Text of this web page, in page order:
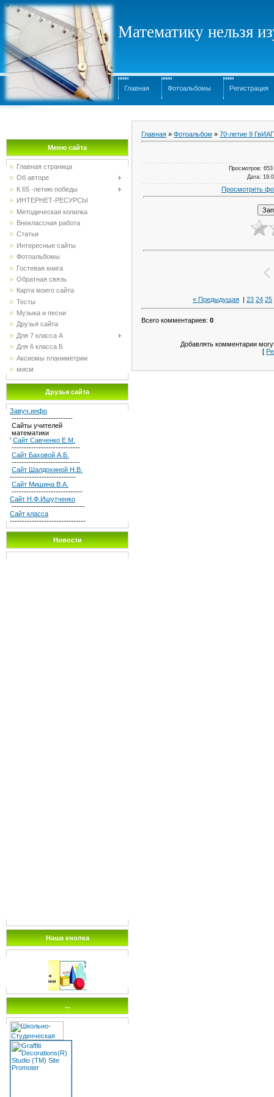
Математику нельзя
Главная Фотоальбомы Регистрация
Меню сайта
Главная страница
Об авторе
К 65 -летию победы
ИНТЕРНЕТ-РЕСУРСЫ
Методическая копилка
Внеклассная работа
Статьи
Интересные сайты
Фотоальбомы
Гостевая книга
Обратная связь
Карта моего сайта
Тесты
Музыка и песни
Друзья сайта
Для 7 класса А
Для 6 класса Б
Аксиомы планиметрии
мисм
Друзья сайта
Завуч.инфо
-------------------------
Сайты учителей
математики
' Сайт Савченко Е.М.
----------------------------
Сайт Баховой А.Б.
----------------------------
Сайт Шалдохиной Н.В.
---------------------------
Сайт Мишина В.А.
-----------------------------
Сайт Н.Ф.Ишутченко
------------------------------
Сайт класса
-------------------------------
Новости
Наша кнопка
...
Главная » Фотоальбом » 70-летие 9
Просмотров:
Дата:
Просмотреть
« Предыдущая | 23 24 25
Всего комментариев: 0
Добавлять комментарии
[